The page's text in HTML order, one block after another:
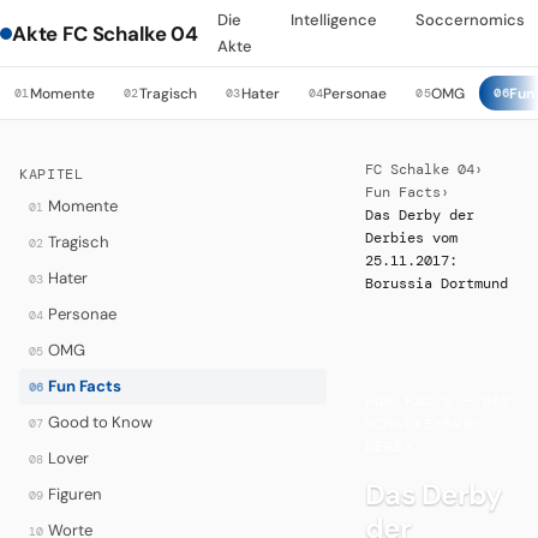
Akte FC Schalke 04
Die
Akte
Intelligence Soccernomics
01Momente 02Tragisch 03Hater 04Personae 05OMG 06
KAPITEL
01 Momente
02 Tragisch
03 Hater
04 Personae
05 OMG
06 Fun Facts
07 Good to Know
08 Lover
09 Figuren
10 Worte
FC Schalke 04›
Fun Facts ›
Das Derby der
Derbies vom
25.11.2017:
Borussia Dortmund
Das Derby
der